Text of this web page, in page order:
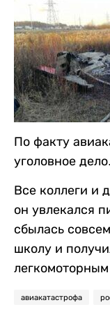
По факту
уголовное дело.
Все коллеги и
он увлекался
сбылась
школу и
авиакатастрофа